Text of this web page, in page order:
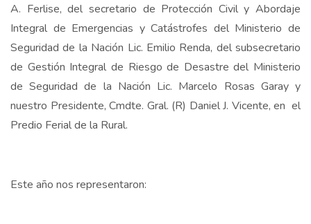
A. Ferlise, del secretario de Protección Civil y Abordaje
Integral de Emergencias y Catástrofes del Ministerio de
Seguridad de la Nación Lic. Emilio Renda, del subsecretario
de Gestión Integral de Riesgo de Desastre del Ministerio
de Seguridad de la Nación Lic. Marcelo Rosas Garay y
nuestro Presidente, Cmdte. Gral. (R) Daniel J. Vicente, en el
Predio Ferial de la Rural.
Este año nos representaron: